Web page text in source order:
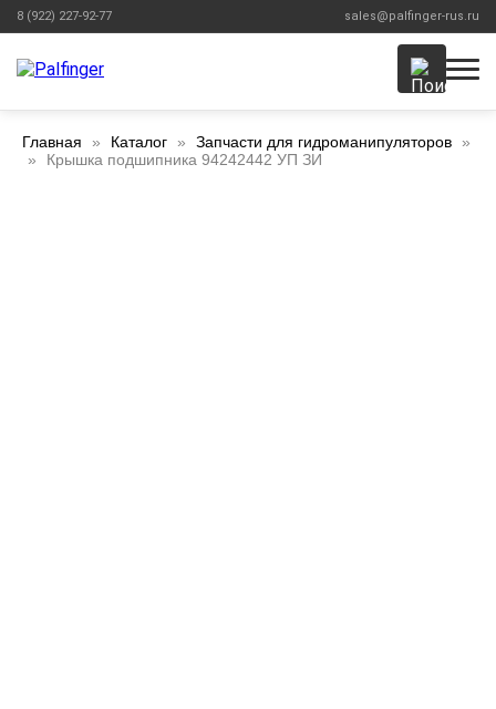
8 (922) 227-92-77 sales@palfinger-rus.ru
Главная Каталог
Запчасти для гидроманипуляторов
Крышка подшипника 94242442 УП ЗИ